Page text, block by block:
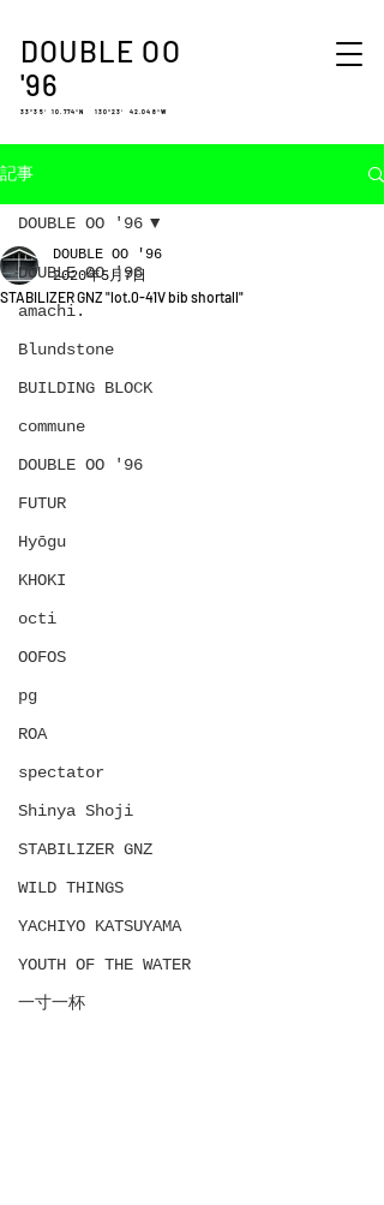
DOUBLE OO
'96
33°35′ 10.774″N 130°23′ 42.048″W
記事
DOUBLE OO '96
amachi.
Blundstone
BUILDING BLOCK
commune
DOUBLE OO '96
FUTUR
Hyōgu
KHOKI
octi
OOFOS
pg
ROA
spectator
Shinya Shoji
STABILIZER GNZ
WILD THINGS
YACHIYO KATSUYAMA
YOUTH OF THE WATER
一寸一杯
DOUBLE OO '96
STABILIZER GNZ "lot.0-41V bib shortall"
DOUBLE OO '96
2020年5月7日